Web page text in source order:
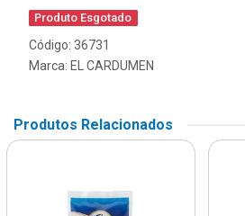
Produto Esgotado
Código: 36731
Marca: EL CARDUMEN
Produtos Relacionados